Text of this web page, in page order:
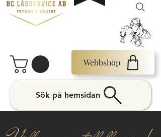
Webbshop
Sök på hemsidan